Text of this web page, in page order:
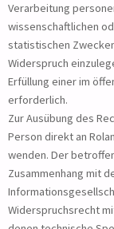
Verarbeitung
wissenschaftlichen
statistischen
Widerspruch
Erfüllung einer im
erforderlich.
Zur Ausübung des
Person direkt an
wenden. Der
Zusammenhang mit
Widerspruchsrecht